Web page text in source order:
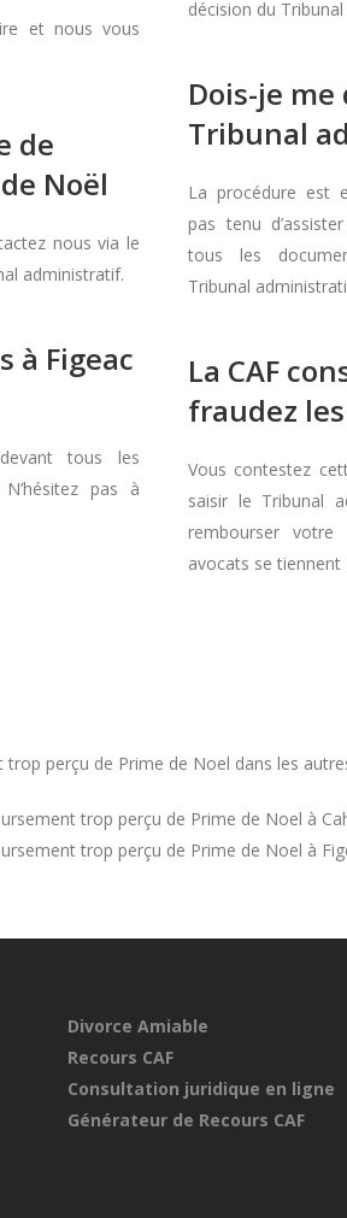
et nous vous
de
Noël
nous via le
administratif.
à Figeac
tous les
pas à
décision du
Dois-je me
Tribunal
La procédure est
pas tenu
tous les
Tribunal
La CAF
fraudez
Vous contestez
saisir le Tribunal
rembourser votre
avocats se
perçu de Prime de Noel dans les
trop perçu de Prime de Noel à
trop perçu de Prime de Noel à
Divorce Amiable
Recours CAF
Consultation juridique en ligne
Générateur de Recours CAF